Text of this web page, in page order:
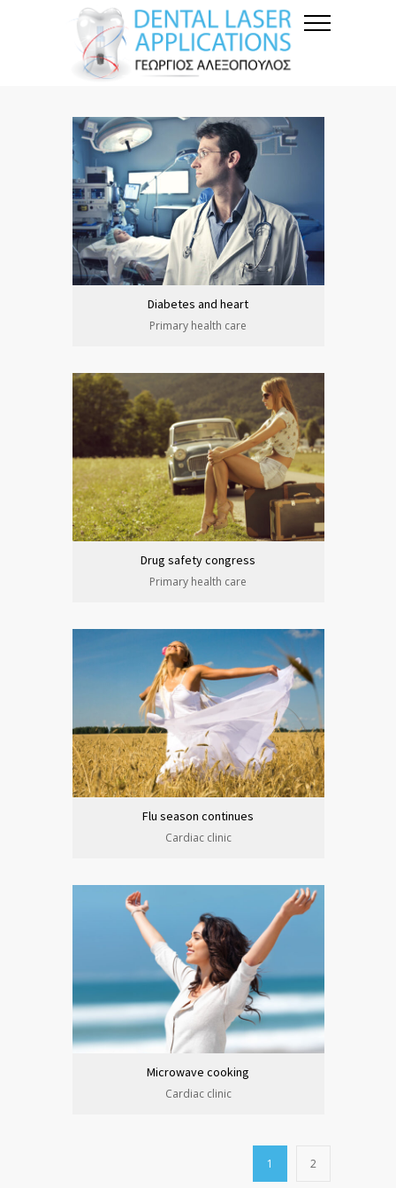
Diabetes and heart
Primary health care
Drug safety congress
Primary health care
Flu season continues
Cardiac clinic
Microwave cooking
Cardiac clinic
1 2